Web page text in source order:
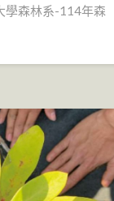
學森林系-114年森